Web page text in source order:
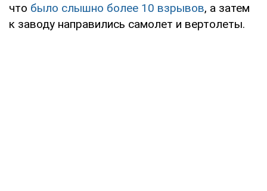
что было слышно более 10 взрывов, а затем
к заводу направились самолет и вертолеты.